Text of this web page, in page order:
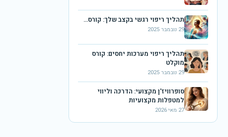
תהליך ריפוי רגשי בקצב שלך: קורס…
29 נובמבר 2025
תהליך ריפוי מערכות יחסים: קורס
מוקלט
29 נובמבר 2025
סופרוויז'ן מקצועי: הדרכה וליווי
למטפלות מקצועיות
27 מאי 2026